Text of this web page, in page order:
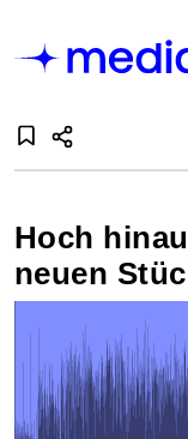
Hoch
neuen